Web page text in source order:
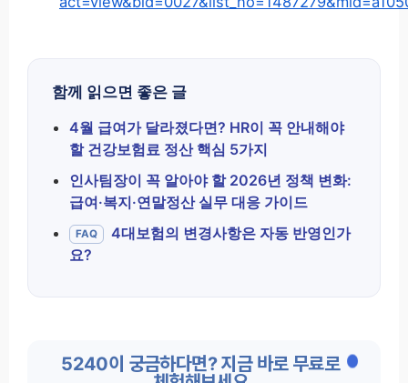
함께 읽으면 좋은 글
4월 급여가 달라졌다면? HR이 꼭 안내해야
할 건강보험료 정산 핵심 5가지
인사팀장이 꼭 알아야 할 2026년 정책 변화:
급여·복지·연말정산 실무 대응 가이드
FAQ
4대보험의 변경사항은 자동 반영인가
요?
5240이 궁금하다면? 지금 바로 무료로